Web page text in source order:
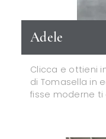
Adele
Clicca e ottieni
di Tomasella in
fisse moderne